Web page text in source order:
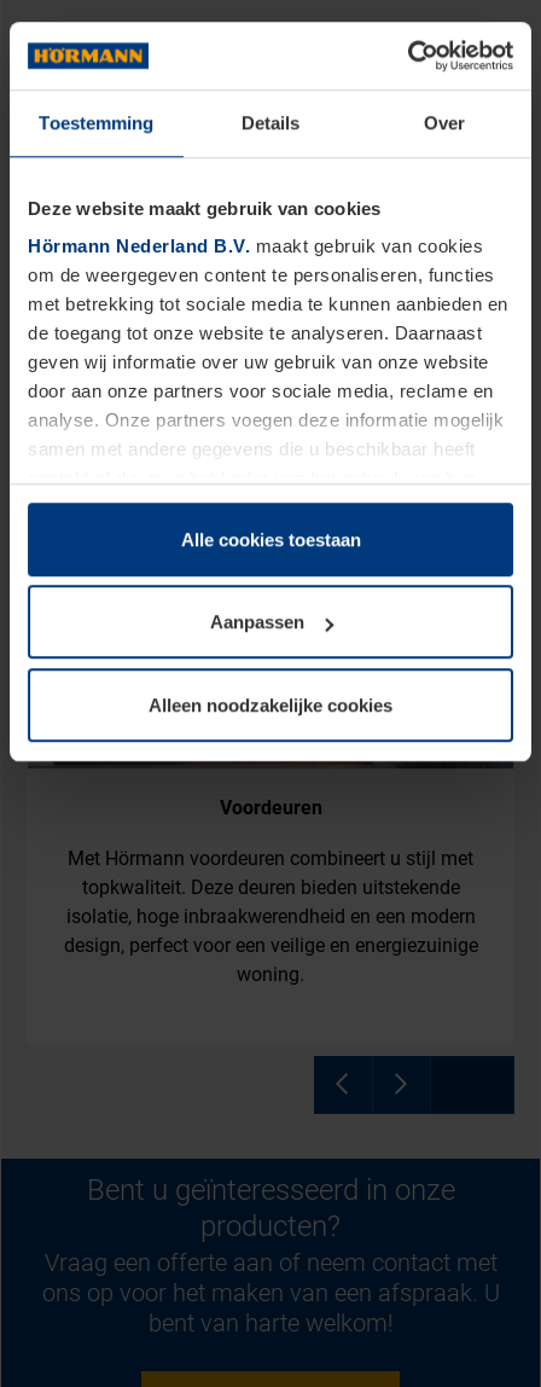
Toestemming Details Over
Deze website maakt gebruik van cookies
Hörmann Nederland B.V. maakt gebruik van cookies
om de weergegeven content te personaliseren, functies
met betrekking tot sociale media te kunnen aanbieden en
de toegang tot onze website te analyseren. Daarnaast
geven wij informatie over uw gebruik van onze website
door aan onze partners voor sociale media, reclame en
analyse. Onze partners voegen deze informatie mogelijk
samen met andere gegevens die u beschikbaar heeft
dienstverlening hebben verzameld.
Juridisch zijn wij gerechtigd om cookies op uw computer
onze pagina's absoluut noodzakelijk is. Voor alle andere
soorten cookies is uw toestemming vereist. Uw
toestemming kunt u op elk moment bij de uitleg van de
wijzigen of herroepen.
Alle cookies toestaan
Aanpassen
Alleen noodzakelijke cookies
Ook voor service kunt u op ons vertrouwen.
ACTIE GARAGEDEUREN ACTIE VOORDEUREN
Blader door onze producten
Voordeuren
Met Hörmann voordeuren combineert u stijl met
topkwaliteit. Deze deuren bieden uitstekende
isolatie, hoge inbraakwerendheid en een modern
design, perfect voor een veilige en energiezuinige
woning.
Bent u geïnteresseerd in onze
producten?
Vraag een offerte aan of neem contact met
ons op voor het maken van een afspraak. U
bent van harte welkom!